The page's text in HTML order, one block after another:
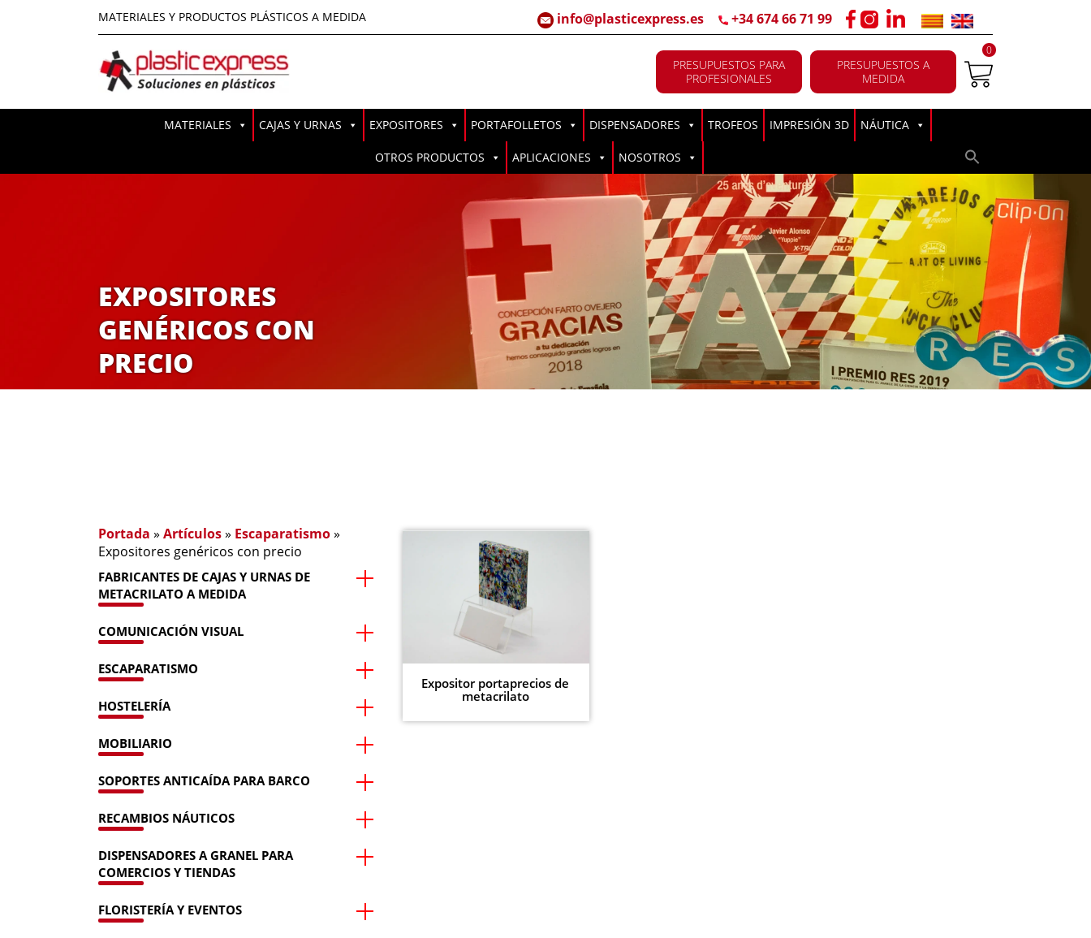
MATERIALES Y PRODUCTOS PLÁSTICOS A MEDIDA info@plasticexpress.es +34 674 66 71 99
PRESUPUESTOS PARA
PROFESIONALES
PRESUPUESTOS A
MEDIDA
0
MATERIALES CAJAS Y URNAS EXPOSITORES PORTAFOLLETOS DISPENSADORES TROFEOS IMPRESIÓN 3D NÁUTICA
OTROS PRODUCTOS APLICACIONES NOSOTROS
EXPOSITORES
GENÉRICOS CON
PRECIO
Portada » Artículos» Escaparatismo»
Expositores genéricos con precio
FABRICANTES DE CAJAS Y URNAS DE
METACRILATO A MEDIDA
COMUNICACIÓN VISUAL
ESCAPARATISMO
HOSTELERÍA
MOBILIARIO
SOPORTES ANTICAÍDA PARA BARCO
RECAMBIOS NÁUTICOS
DISPENSADORES A GRANEL PARA
COMERCIOS Y TIENDAS
FLORISTERÍA Y EVENTOS
Expositor portaprecios de
metacrilato